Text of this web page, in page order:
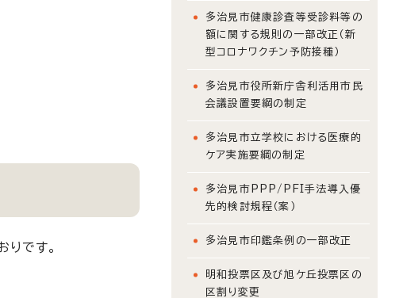
です。
多治見市健康診査等受診料等の
額に関する規則の一部改正（新
型コロナワクチン予防接種）
多治見市役所新庁舎利活用市民
会議設置要綱の制定
多治見市立学校における医療的
ケア実施要綱の制定
多治見市PPP/PFI手法導入優
先的検討規程（案）
多治見市印鑑条例の一部改正
明和投票区及び旭ケ丘投票区の
区割り変更